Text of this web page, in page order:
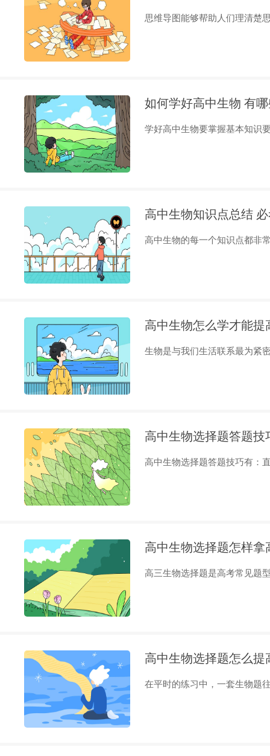
思维导图能够帮助人们理清楚
如何学好高中生物 有
学好高中生物要掌握基本知识
高中生物知识点总结
高中生物的每一个知识点都非
高中生物怎么学才能提
生物是与我们生活联系最为紧
高中生物选择题答题技
高中生物选择题答题技巧有：
高中生物选择题怎样
高三生物选择题是高考常见题
高中生物选择题怎么
在平时的练习中，一套生物题